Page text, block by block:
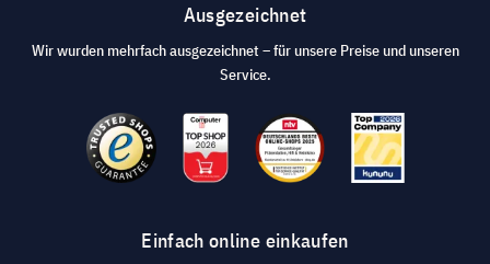
Ausgezeichnet
Wir wurden mehrfach ausgezeichnet – für unsere Preise und unseren
Service.
Einfach online einkaufen